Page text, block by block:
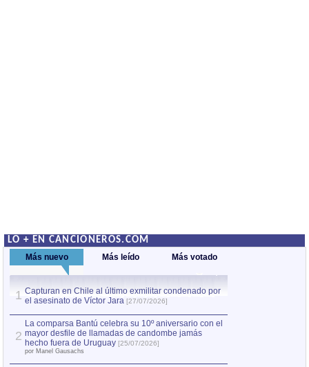
LO + EN CANCIONEROS.COM
Más nuevo Más leído Más votado
1 Capturan en Chile al último exmilitar condenado por
el asesinato de Víctor Jara [27/07/2026]
2
La comparsa Bantú celebra su 10º aniversario con el
mayor desfile de llamadas de candombe jamás
hecho fuera de Uruguay [25/07/2026]
por Manel Gausachs